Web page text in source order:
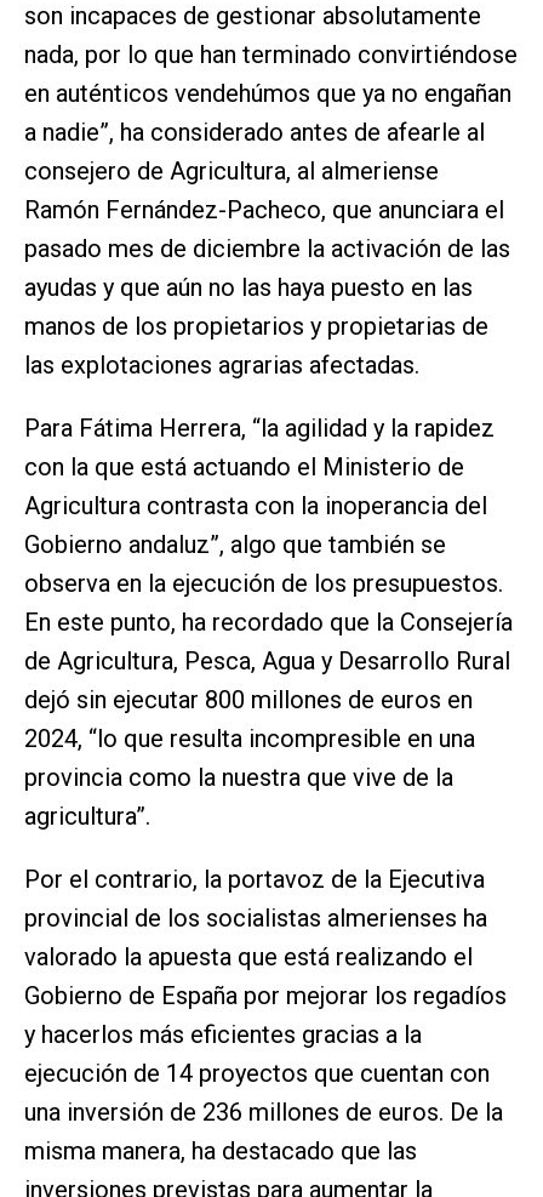
son incapaces de gestionar absolutamente
nada, por lo que han terminado convirtiéndose
en auténticos vendehúmos que ya no engañan
a nadie”, ha considerado antes de afearle al
consejero de Agricultura, al almeriense
Ramón Fernández-Pacheco, que anunciara el
pasado mes de diciembre la activación de las
ayudas y que aún no las haya puesto en las
manos de los propietarios y propietarias de
las explotaciones agrarias afectadas.
Para Fátima Herrera, “la agilidad y la rapidez
con la que está actuando el Ministerio de
Agricultura contrasta con la inoperancia del
Gobierno andaluz”, algo que también se
observa en la ejecución de los presupuestos.
En este punto, ha recordado que la Consejería
de Agricultura, Pesca, Agua y Desarrollo Rural
dejó sin ejecutar 800 millones de euros en
2024, “lo que resulta incompresible en una
provincia como la nuestra que vive de la
agricultura”.
Por el contrario, la portavoz de la Ejecutiva
provincial de los socialistas almerienses ha
valorado la apuesta que está realizando el
Gobierno de España por mejorar los regadíos
y hacerlos más eficientes gracias a la
ejecución de 14 proyectos que cuentan con
una inversión de 236 millones de euros. De la
misma manera, ha destacado que las
inversiones previstas para aumentar la